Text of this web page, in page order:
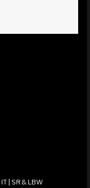
| SR & LBW